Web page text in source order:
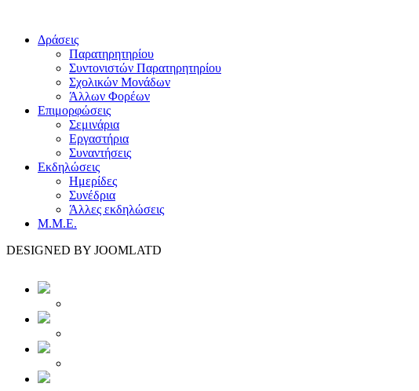
Δράσεις
Παρατηρητηρίου
Συντονιστών Παρατηρητηρίου
Σχολικών Μονάδων
Άλλων Φορέων
Επιμορφώσεις
Σεμινάρια
Εργαστήρια
Συναντήσεις
Εκδηλώσεις
Ημερίδες
Συνέδρια
Άλλες εκδηλώσεις
Μ.Μ.Ε.
DESIGNED BY JOOMLATD